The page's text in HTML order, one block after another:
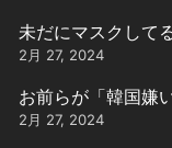
未だにマスクして
2月 27, 2024
お前らが「韓国嫌
2月 27, 2024